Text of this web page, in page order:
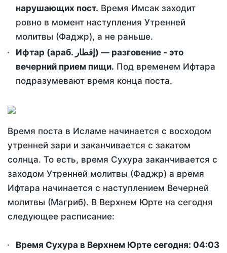
нарушающих пост. Время Имсак заходит
ровно в момент наступления Утренней
молитвы (Фаджр), а не раньше.
Ифтар (араб. إفطار) — разговение - это
вечерний прием пищи. Под временем Ифтара
подразумевают время конца поста.
Время поста в Исламе начинается с восходом
утренней зари и заканчивается с закатом
солнца. То есть, время Сухура заканчивается с
заходом Утренней молитвы (Фаджр) а время
Ифтара начинается с наступлением Вечерней
молитвы (Магриб). В Верхнем Юрте на сегодня
следующее расписание:
Время Сухура в Верхнем Юрте сегодня: 04:03